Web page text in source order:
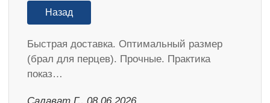
Назад
Быстрая доставка. Оптимальный размер
(брал для перцев). Прочные. Практика
показ…